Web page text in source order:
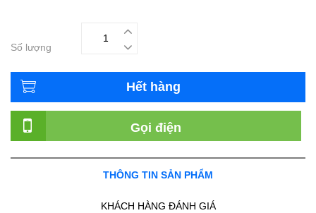
Số lượng
Hết hàng
Gọi điện
THÔNG TIN SẢN PHẨM
KHÁCH HÀNG ĐÁNH GIÁ